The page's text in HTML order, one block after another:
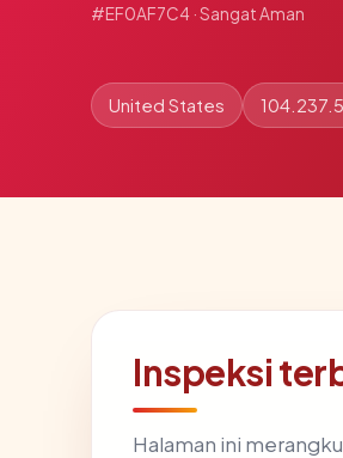
#EF0AF7C4 · Sangat Aman
United States
Inspeksi
Halaman ini